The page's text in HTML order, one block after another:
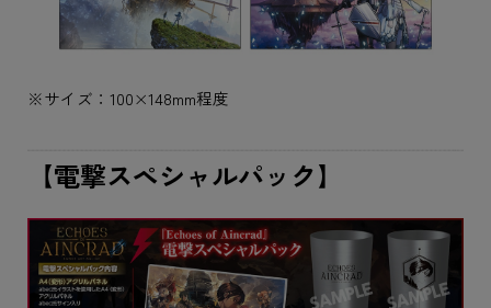
※サイズ：100×148mm程度
【電撃スペシャルパック】